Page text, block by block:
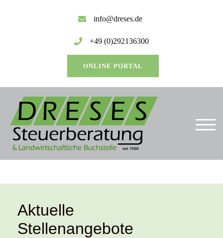
info@dreses.de
+49 (0)292136300
ONLINE PORTAL
Aktuelle
Stellenangebote